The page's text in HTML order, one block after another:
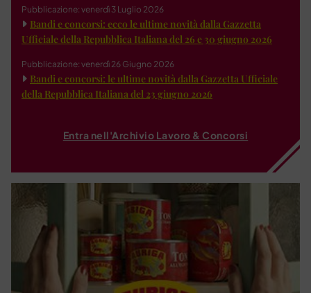
Pubblicazione: venerdì 3 Luglio 2026
Bandi e concorsi: ecco le ultime novità dalla Gazzetta
Ufficiale della Repubblica Italiana del 26 e 30 giugno 2026
Pubblicazione: venerdì 26 Giugno 2026
Bandi e concorsi: le ultime novità dalla Gazzetta Ufficiale
della Repubblica Italiana del 23 giugno 2026
Entra nell'Archivio Lavoro & Concorsi